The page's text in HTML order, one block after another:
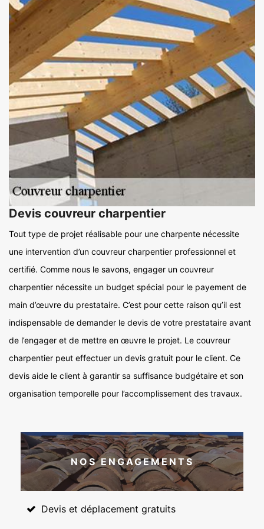
Devis couvreur charpentier
Tout type de projet réalisable pour une charpente nécessite
une intervention d’un couvreur charpentier professionnel et
certifié. Comme nous le savons, engager un couvreur
charpentier nécessite un budget spécial pour le payement de
main d’œuvre du prestataire. C’est pour cette raison qu’il est
indispensable de demander le devis de votre prestataire avant
de l’engager et de mettre en œuvre le projet. Le couvreur
charpentier peut effectuer un devis gratuit pour le client. Ce
devis aide le client à garantir sa suffisance budgétaire et son
organisation temporelle pour l’accomplissement des travaux.
NOS ENGAGEMENTS
Devis et déplacement gratuits